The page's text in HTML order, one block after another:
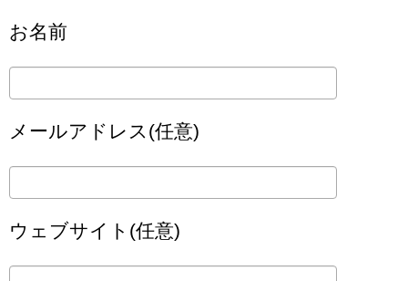
お名前
メールアドレス(任意)
ウェブサイト(任意)